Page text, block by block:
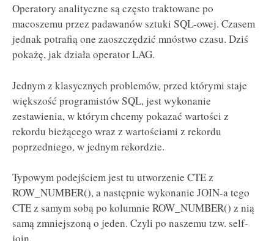
Operatory analityczne są często traktowane po
macoszemu przez padawanów sztuki SQL-owej. Czasem
jednak potrafią one zaoszczędzić mnóstwo czasu. Dziś
pokażę, jak działa operator LAG.
Jednym z klasycznych problemów, przed którymi staje
większość programistów SQL, jest wykonanie
zestawienia, w którym chcemy pokazać wartości z
rekordu bieżącego wraz z wartościami z rekordu
poprzedniego, w jednym rekordzie.
Typowym podejściem jest tu utworzenie CTE z
ROW_NUMBER(), a następnie wykonanie JOIN-a tego
CTE z samym sobą po kolumnie ROW_NUMBER() z nią
samą zmniejszoną o jeden. Czyli po naszemu tzw. self-